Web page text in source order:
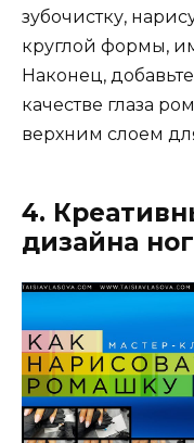
зубочистку,
круглой формы,
Наконец,
качестве глаза
верхним слоем
4.
дизайна